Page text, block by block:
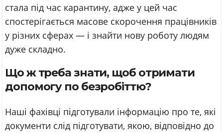
стала під час карантину, адже у цей час
спостерігається масове скорочення працівників
у різних сферах — і знайти нову роботу людям
дуже складно.
Що ж треба знати, щоб отримати
допомогу по безробіттю?
Наші фахівці підготували інформацію про те, які
документи слід підготувати, якою, відповідно до